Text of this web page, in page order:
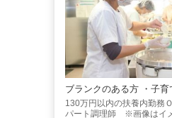
ブランクのある方 ・子育
130万円以内の扶養内勤務
パート調理師 ※画像はイ